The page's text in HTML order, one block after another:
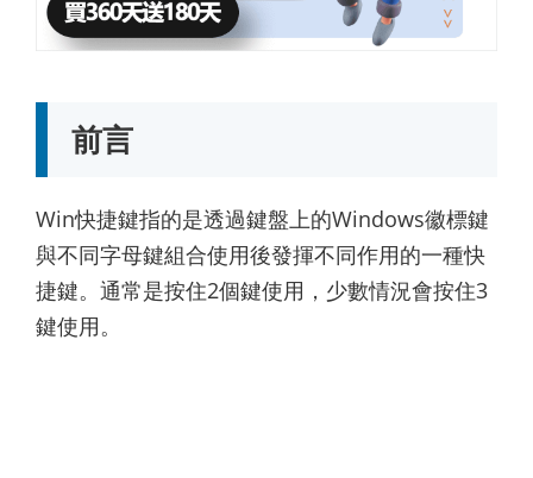
前言
Win快捷鍵指的是透過鍵盤上的Windows徽標鍵
與不同字母鍵組合使用後發揮不同作用的一種快
捷鍵。通常是按住2個鍵使用，少數情況會按住3
鍵使用。